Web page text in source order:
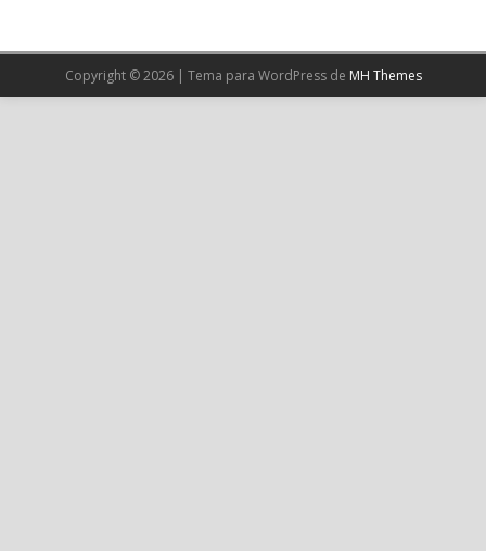
Cargar más
Copyright © 2026 | Tema para WordPress de MH Themes